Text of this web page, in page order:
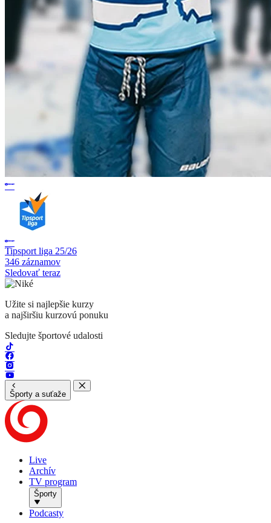
Tipsport liga 25/26
346 záznamov
Sledovať teraz
Užite si najlepšie kurzy
a najširšiu kurzovú ponuku
Sledujte športové udalosti
Športy a suťaže
Live
Archív
TV program
Športy
Podcasty